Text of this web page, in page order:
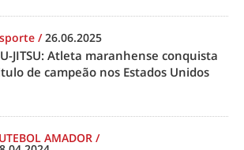
/26.06.2025
JITSU: Atleta maranhense conquista
de campeão nos Estados Unidos
AMADOR /